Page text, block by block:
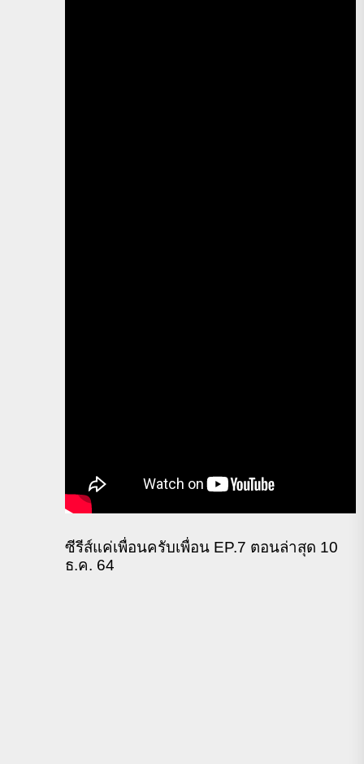
ซีรีส์แค่เพื่อนครับเพื่อน EP.7 ตอนล่าสุด 10
ธ.ค. 64